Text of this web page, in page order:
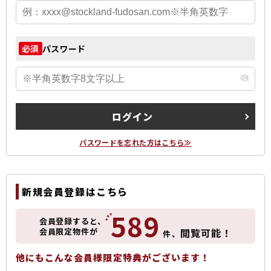
必須 パスワード
ログイン
パスワードを忘れた方はこちら≫
新規会員登録はこちら
会員登録すると、
会員限定物件が
589 件、 閲覧可能！
他にもこんな会員様限定特典がございます！